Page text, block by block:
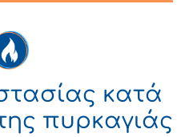
κατά
πυρκαγιάς